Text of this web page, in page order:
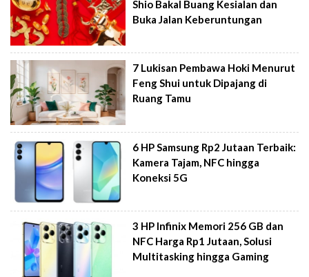
Shio Bakal Buang Kesialan dan
Buka Jalan Keberuntungan
7 Lukisan Pembawa Hoki Menurut
Feng Shui untuk Dipajang di
Ruang Tamu
6 HP Samsung Rp2 Jutaan Terbaik:
Kamera Tajam, NFC hingga
Koneksi 5G
3 HP Infinix Memori 256 GB dan
NFC Harga Rp1 Jutaan, Solusi
Multitasking hingga Gaming